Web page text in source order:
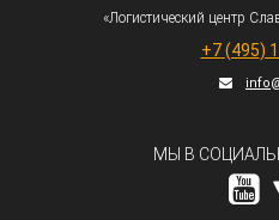
«Логистический центр
+7 (495)
МЫ В